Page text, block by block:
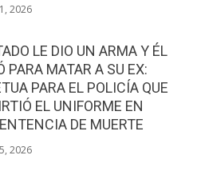
2026
LE DIO UN ARMA Y ÉL
PARA MATAR A SU EX:
PARA EL POLICÍA QUE
EL UNIFORME EN
DE MUERTE
2026